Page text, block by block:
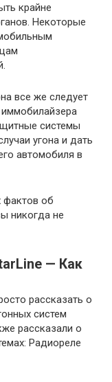
крайне
Некоторые
все же следует
системы
угона и дать
автомобиля в
фактов об
никогда не
— Как
рассказать о
систем
рассказали о
Радиореле